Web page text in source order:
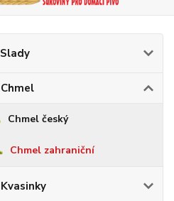
Slady
Chmel
Chmel český
Chmel zahraniční
Kvasinky